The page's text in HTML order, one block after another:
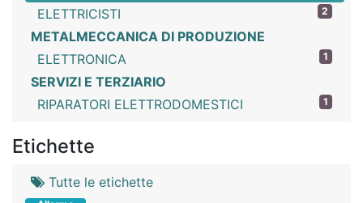
2
ELETTRICISTI
METALMECCANICA DI PRODUZIONE
1
ELETTRONICA
SERVIZI E TERZIARIO
1
RIPARATORI ELETTRODOMESTICI
Etichette
Tutte le etichette